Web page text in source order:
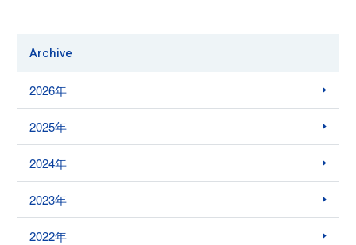
Archive
2026年
2025年
2024年
2023年
2022年